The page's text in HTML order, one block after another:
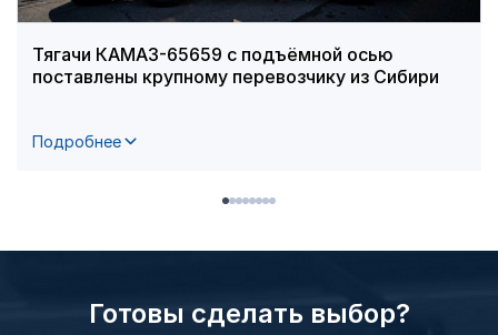
Тягачи КАМАЗ-65659 с подъёмной осью
поставлены крупному перевозчику из Сибири
Подробнее
Готовы сделать выбор?